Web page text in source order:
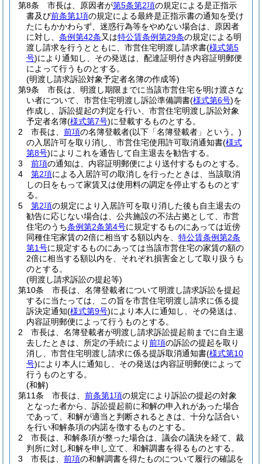
第8条
市長は、原因者が第5条第2項の規定による是正指示
書及び前条第1項の規定による最終是正指示書の通知を受け
たにもかかわらず、迷惑行為等をやめない場合は、原因者
に対し、 条例第42条又は特公賃条例第29条の規定による明
渡し請求を行うとともに、市営住宅明渡し請求書(様式第5
号)により通知し、その発送は、配達証明付き内容証明郵便
によって行うものとする。
(明渡し請求訴訟対象予定者名簿の作成等)
第9条
市長は、明渡し期限までに当該市営住宅を明け渡さな
い者について、市営住宅明渡し訴訟準備調書(様式第6号)を
作成し、訴訟提起の判定を行い、市営住宅明渡し訴訟対象
予定者名簿(様式第7号)に登載するものとする。
2
市長は、 前項の名簿登載者(以下「名簿登載者」という。)
の入居許可を取り消し、市営住宅使用許可取消通知書(様式
第8号)によりこれを通告して自主退去を勧告する。
3
前項の通知は、内容証明郵便により送付するものとする。
4
第2項による入居許可の取消しを行ったときは、当該取消
しの日をもって家賃又は使用料の調定を停止するものとす
る。
5
第2項の規定により入居許可を取り消した後も自主退去の
勧告に応じない場合は、公共施設の不法占拠として、市営
住宅のうち条例第2条第4号に規定するものにあっては近傍
同種住宅家賃の2倍に相当する額以内を、 特公賃条例第2条
第1号に規定するものにあっては当該市営住宅の家賃の額の
2倍に相当する額以内を、それぞれ損害金として取り扱うも
のとする。
(明渡し請求訴訟の提起等)
第10条
市長は、名簿登載者について明渡し請求訴訟を提起
するに当たっては、この旨を市営住宅明渡し請求に係る提
訴決定通知(様式第9号)により本人に通知し、その発送は、
内容証明郵便によって行うものとする。
2
市長は、名簿登載者が明渡し請求訴訟提起前までに自主退
去したときは、所定の手続により前項の訴訟の提起を取り
消し、市営住宅明渡し請求に係る提訴取消通知書(様式第10
号)により本人に通知し、その発送は内容証明郵便によって
行うものとする。
(和解)
第11条
市長は、 前条第1項の規定により訴訟の提起の対象
となった者から、訴訟提起前に和解の申入れがあった場合
であって、和解が適当と判断されるときは、十分な話合い
を行い和解条項の内諾を徴するものとする。
2
市長は、和解条項が整った場合は、議会の議決を経て、裁
判所に対し和解を申し立て、和解調書を得るものとする。
3
市長は、 前項の和解調書を得たものについて履行の確認を